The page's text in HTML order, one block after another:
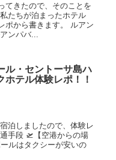
てきたので、そのことを
たちが泊まったホテル
ポから書きます。 ルアン
ンパバ...
ル・セントーサ島ハ
ホテル体験レポ！！
泊しましたので、体験レ
手段 🛫【空港からの場
ルはタクシーが安いの